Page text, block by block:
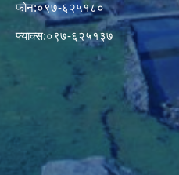
फोन:०९७-६२५१८०
फ्याक्स:०९७-६२५१३७